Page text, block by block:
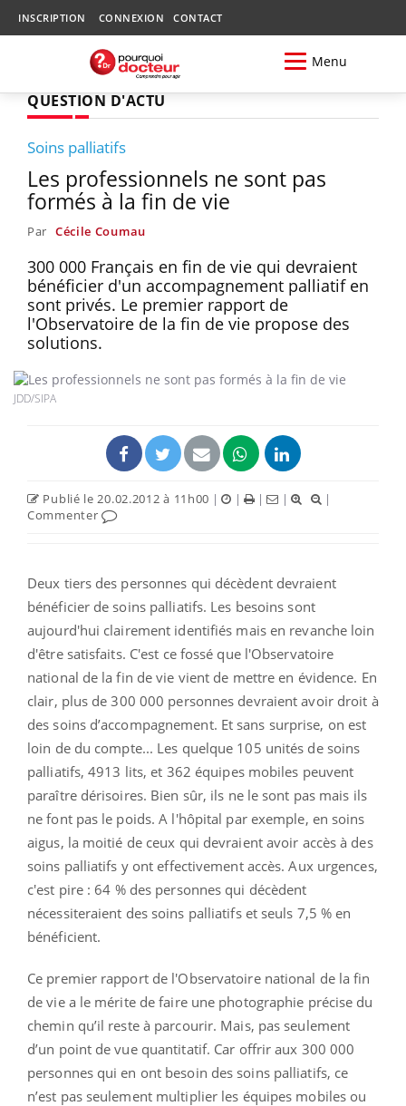
INSCRIPTION CONNEXION CONTACT
Menu
QUESTION D'ACTU
Soins palliatifs
Les professionnels ne sont pas
formés à la fin de vie
Par Cécile Coumau
300 000 Français en fin de vie qui devraient
bénéficier d'un accompagnement palliatif en
sont privés. Le premier rapport de
l'Observatoire de la fin de vie propose des
solutions.
JDD/SIPA
Publié le 20.02.2012 à 11h00 | | | |
|
Commenter
Deux tiers des personnes qui décèdent devraient
bénéficier de soins palliatifs. Les besoins sont
aujourd'hui clairement identifiés mais en revanche loin
d'être satisfaits. C'est ce fossé que l'Observatoire
national de la fin de vie vient de mettre en évidence. En
clair, plus de 300 000 personnes devraient avoir droit à
des soins d’accompagnement. Et sans surprise, on est
loin de du compte... Les quelque 105 unités de soins
palliatifs, 4913 lits, et 362 équipes mobiles peuvent
paraître dérisoires. Bien sûr, ils ne le sont pas mais ils
ne font pas le poids. A l'hôpital par exemple, en soins
aigus, la moitié de ceux qui devraient avoir accès à des
soins palliatifs y ont effectivement accès. Aux urgences,
c'est pire : 64 % des personnes qui décèdent
nécessiteraient des soins palliatifs et seuls 7,5 % en
bénéficient.
Ce premier rapport de l'Observatoire national de la fin
de vie a le mérite de faire une photographie précise du
chemin qu’il reste à parcourir. Mais, pas seulement
d’un point de vue quantitatif. Car offrir aux 300 000
personnes qui en ont besoin des soins palliatifs, ce
n’est pas seulement multiplier les équipes mobiles ou